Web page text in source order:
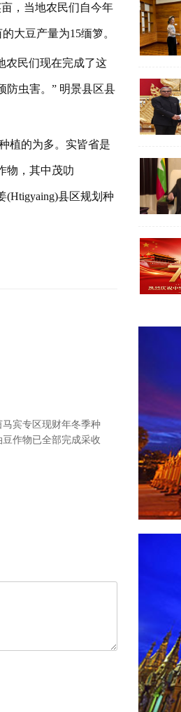
，当地农民们自今年
大豆产量为15缅箩。
农民们现在完成了这
防虫害。” 明景县区县
植的为多。实皆省是
物，其中茂叻
(Htigyaing)县区规划种
马宾专区现财年冬季种
豆作物已全部完成采收